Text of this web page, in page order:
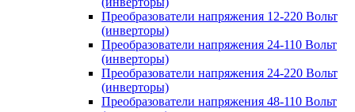
Преобразователи напряжения 12-220 Вольт
(инверторы)
Преобразователи напряжения 24-110 Вольт
(инверторы)
Преобразователи напряжения 24-220 Вольт
(инверторы)
Преобразователи напряжения 48-110 Вольт